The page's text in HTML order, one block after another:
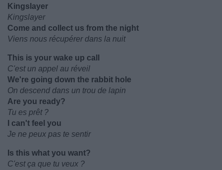
Kingslayer
Kingslayer
Come and collect us from the night
Viens nous récupérer dans la nuit
This is your wake up call
C'est un appel au réveil
We're going down the rabbit hole
On descend dans un trou de lapin
Are you ready?
Tu es prêt ?
I can't feel you
Je ne peux pas te sentir
Is this what you want?
C'est ça que tu veux ?